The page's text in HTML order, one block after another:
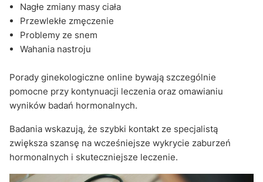
Nagłe zmiany masy ciała
Przewlekłe zmęczenie
Problemy ze snem
Wahania nastroju
Porady ginekologiczne online bywają szczególnie
pomocne przy kontynuacji leczenia oraz omawianiu
wyników badań hormonalnych.
Badania wskazują, że szybki kontakt ze specjalistą
zwiększa szansę na wcześniejsze wykrycie zaburzeń
hormonalnych i skuteczniejsze leczenie.